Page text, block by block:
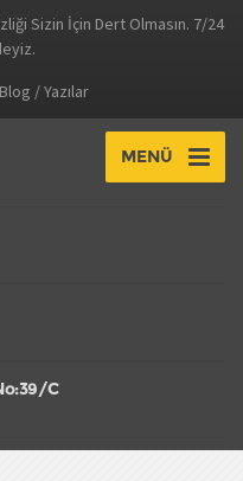
Sizin İçin Dert Olmasın. 7/24
Blog / Yazılar
MENÜ
C